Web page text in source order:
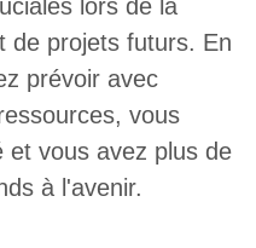
lors de la
de projets futurs. En
prévoir avec
vous
et vous avez plus de
à l'avenir.